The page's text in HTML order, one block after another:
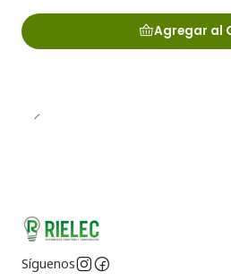
Agregar al
Síguenos